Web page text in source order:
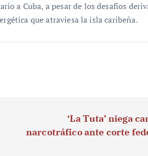
a Cuba, a pesar de los desafíos
que atraviesa la isla caribeña.
‘La Tuta’ niega
narcotráfico ante corte